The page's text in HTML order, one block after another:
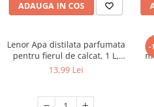
ADAUGA IN COS
Lenor Apa distilata parfumata
pentru fierul de calcat, 1 L,
Spring Awakening
13,99 Lei
-